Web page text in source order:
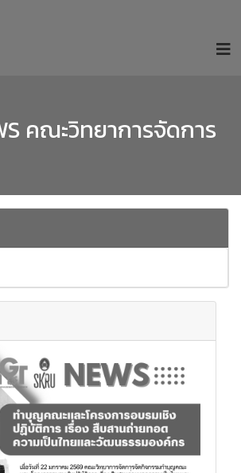
คณะวิทยาการจัดการ